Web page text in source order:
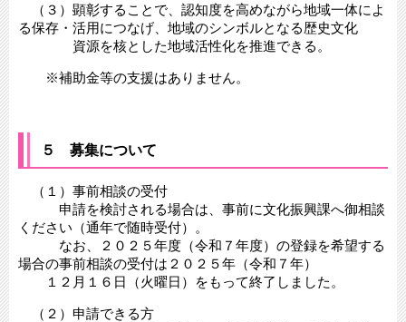
（３）顕彰することで、認知度を高めながら地域一体によ
る保存・活用につなげ、地域のシンボルとなる歴史文化
資源を核とした地域活性化を推進できる。
※補助金等の支援はありません。
５ 募集について
（１）事前相談の受付
申請を検討される場合は、事前に文化振興課へ御相談
ください（通年で随時受付）。
なお、２０２５年度（令和７年度）の登録を希望する
場合の事前相談の受付は２０２５年（令和７年）
１２月１６日（火曜日）をもって終了しました。
（２）申請できる方